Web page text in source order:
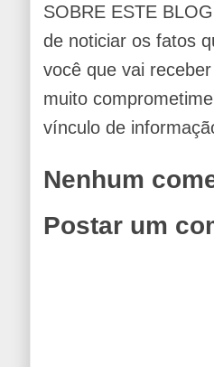
SOBRE ESTE
de noticiar os fatos
você que vai
muito
vínculo de
Nenhum
Postar um